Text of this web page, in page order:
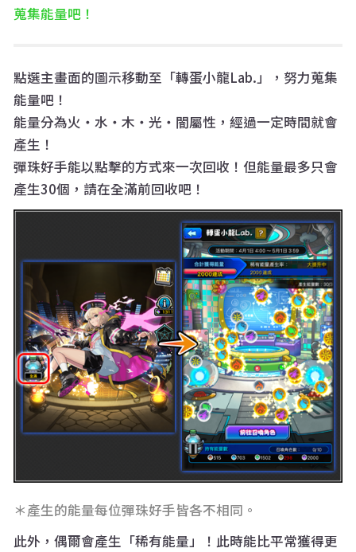
蒐集能量吧！
點選主畫面的圖示移動至「轉蛋小龍Lab.」，努力蒐集
能量吧！
能量分為火・水・木・光・闇屬性，經過一定時間就會
產生！
彈珠好手能以點擊的方式來一次回收！但能量最多只會
產生30個，請在全滿前回收吧！
＊產生的能量每位彈珠好手皆各不相同 。
此外，偶爾會產生「稀有能量」！此時能比平常獲得更